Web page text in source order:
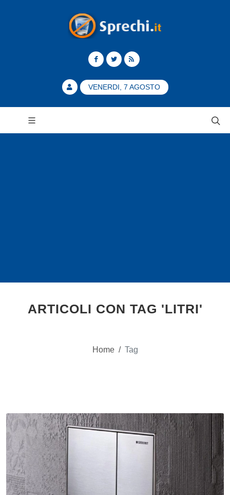
VENERDI, 7 AGOSTO
ARTICOLI CON TAG 'LITRI'
Home / Tag